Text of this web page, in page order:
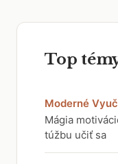
Top
Moderné
Mágia
túžbu učiť sa